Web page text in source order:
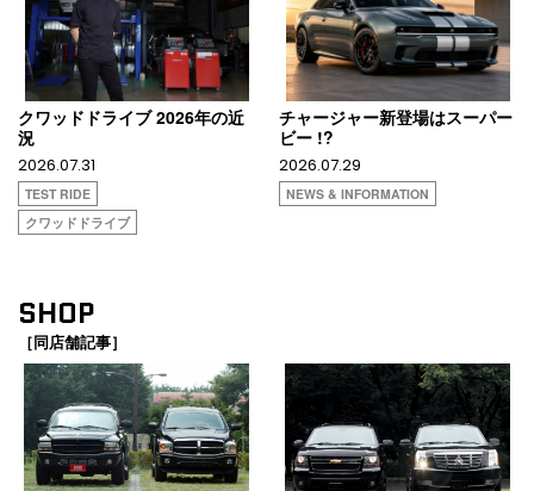
クワッドドライブ 2026年の近
況
2026.07.31
TEST RIDE
クワッドドライブ
チャージャー新登場はスーパー
ビー !?
2026.07.29
NEWS & INFORMATION
SHOP
［同店舗記事］